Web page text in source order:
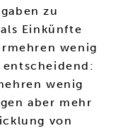
zu
Einkünfte
wenig
wenig
aber mehr
von